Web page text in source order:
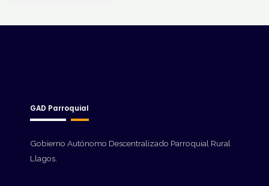
GAD Parroquial
Gobierno Autónomo Descentralizado Parroquial Rural
Llagos.